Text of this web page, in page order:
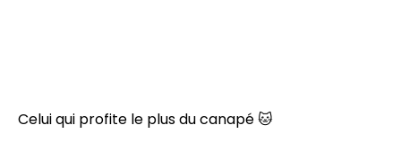
Celui qui profite le plus du canapé 🐱